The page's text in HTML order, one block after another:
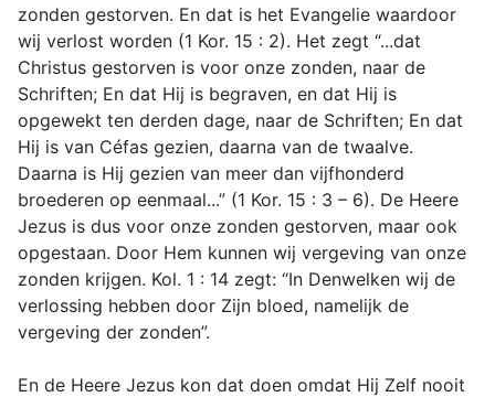
zonden gestorven. En dat is het Evangelie waardoor
wij verlost worden (1 Kor. 15 : 2). Het zegt “...dat
Christus gestorven is voor onze zonden, naar de
Schriften; En dat Hij is begraven, en dat Hij is
opgewekt ten derden dage, naar de Schriften; En dat
Hij is van Céfas gezien, daarna van de twaalve.
Daarna is Hij gezien van meer dan vijfhonderd
broederen op eenmaal...” (1 Kor. 15 : 3 – 6). De Heere
Jezus is dus voor onze zonden gestorven, maar ook
opgestaan. Door Hem kunnen wij vergeving van onze
zonden krijgen. Kol. 1 : 14 zegt: “In Denwelken wij de
verlossing hebben door Zijn bloed, namelijk de
vergeving der zonden”.
En de Heere Jezus kon dat doen omdat Hij Zelf nooit